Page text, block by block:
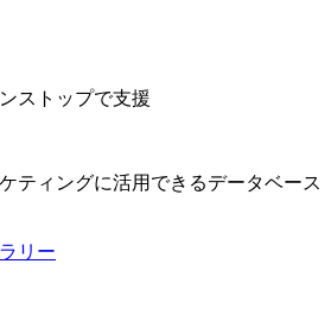
ストップで支援
ティングに活用できるデータベース